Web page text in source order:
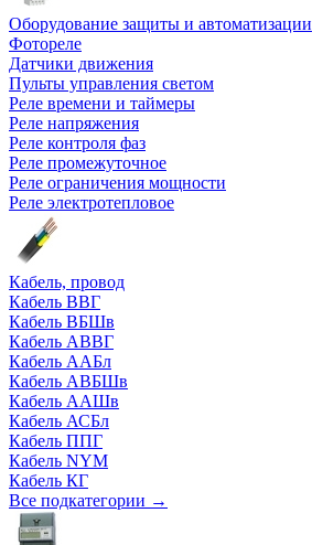
Оборудование защиты и автоматизации
Фотореле
Датчики движения
Пульты управления светом
Реле времени и таймеры
Реле напряжения
Реле контроля фаз
Реле промежуточное
Реле ограничения мощности
Реле электротепловое
Кабель, провод
Кабель ВВГ
Кабель ВБШв
Кабель АВВГ
Кабель ААБл
Кабель АВБШв
Кабель ААШв
Кабель АСБл
Кабель ППГ
Кабель NYM
Кабель КГ
Все подкатегории →